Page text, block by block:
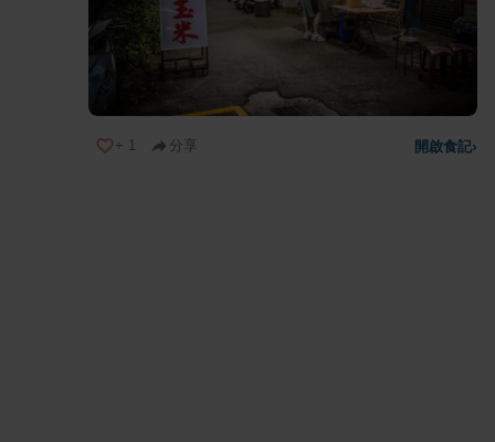
+ 1 分享 開啟食記›